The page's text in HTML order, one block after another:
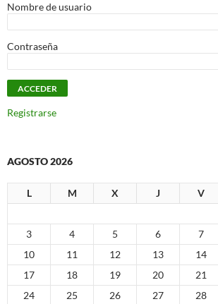
Nombre de usuario
Contraseña
Registrarse
AGOSTO 2026
L M X J V
3
4 5 6 7
10
11 12 13 14
17
18 19 20 21
24
25 26 27 28